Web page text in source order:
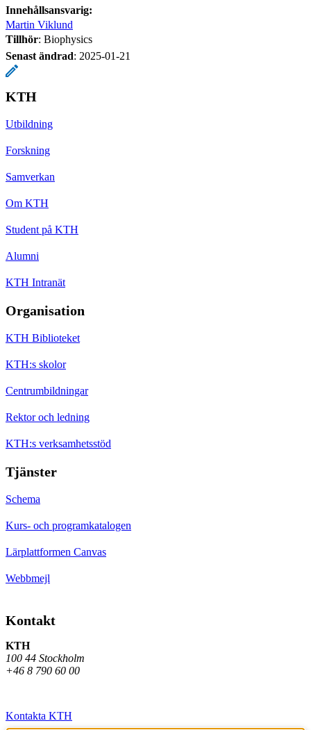
Innehållsansvarig:
Martin Viklund
Tillhör: Biophysics
Senast ändrad: 2025-01-21
KTH
Utbildning
Forskning
Samverkan
Om KTH
Student på KTH
Alumni
KTH Intranät
Organisation
KTH Biblioteket
KTH:s skolor
Centrumbildningar
Rektor och ledning
KTH:s verksamhetsstöd
Tjänster
Schema
Kurs- och programkatalogen
Lärplattformen Canvas
Webbmejl
Kontakt
KTH
100 44 Stockholm
+46 8 790 60 00
Kontakta KTH